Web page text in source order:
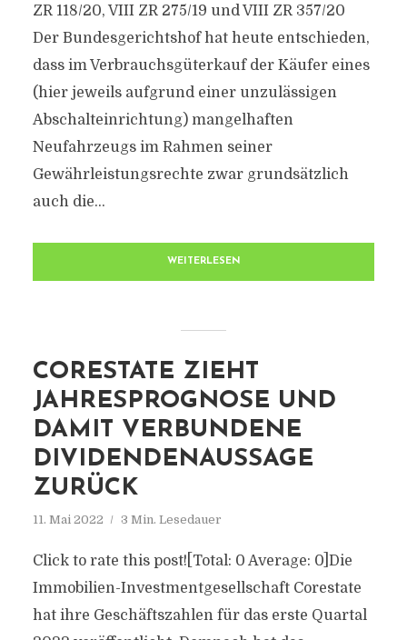
ZR 118/20, VIII ZR 275/19 und VIII ZR 357/20
Der Bundesgerichtshof hat heute entschieden,
dass im Verbrauchsgüterkauf der Käufer eines
(hier jeweils aufgrund einer unzulässigen
Abschalteinrichtung) mangelhaften
Neufahrzeugs im Rahmen seiner
Gewährleistungsrechte zwar grundsätzlich
auch die...
WEITERLESEN
CORESTATE ZIEHT
JAHRESPROGNOSE UND
DAMIT VERBUNDENE
DIVIDENDENAUSSAGE
ZURÜCK
11. Mai 2022 3 Min. Lesedauer
Click to rate this post![Total: 0 Average: 0]Die
Immobilien-Investmentgesellschaft Corestate
hat ihre Geschäftszahlen für das erste Quartal